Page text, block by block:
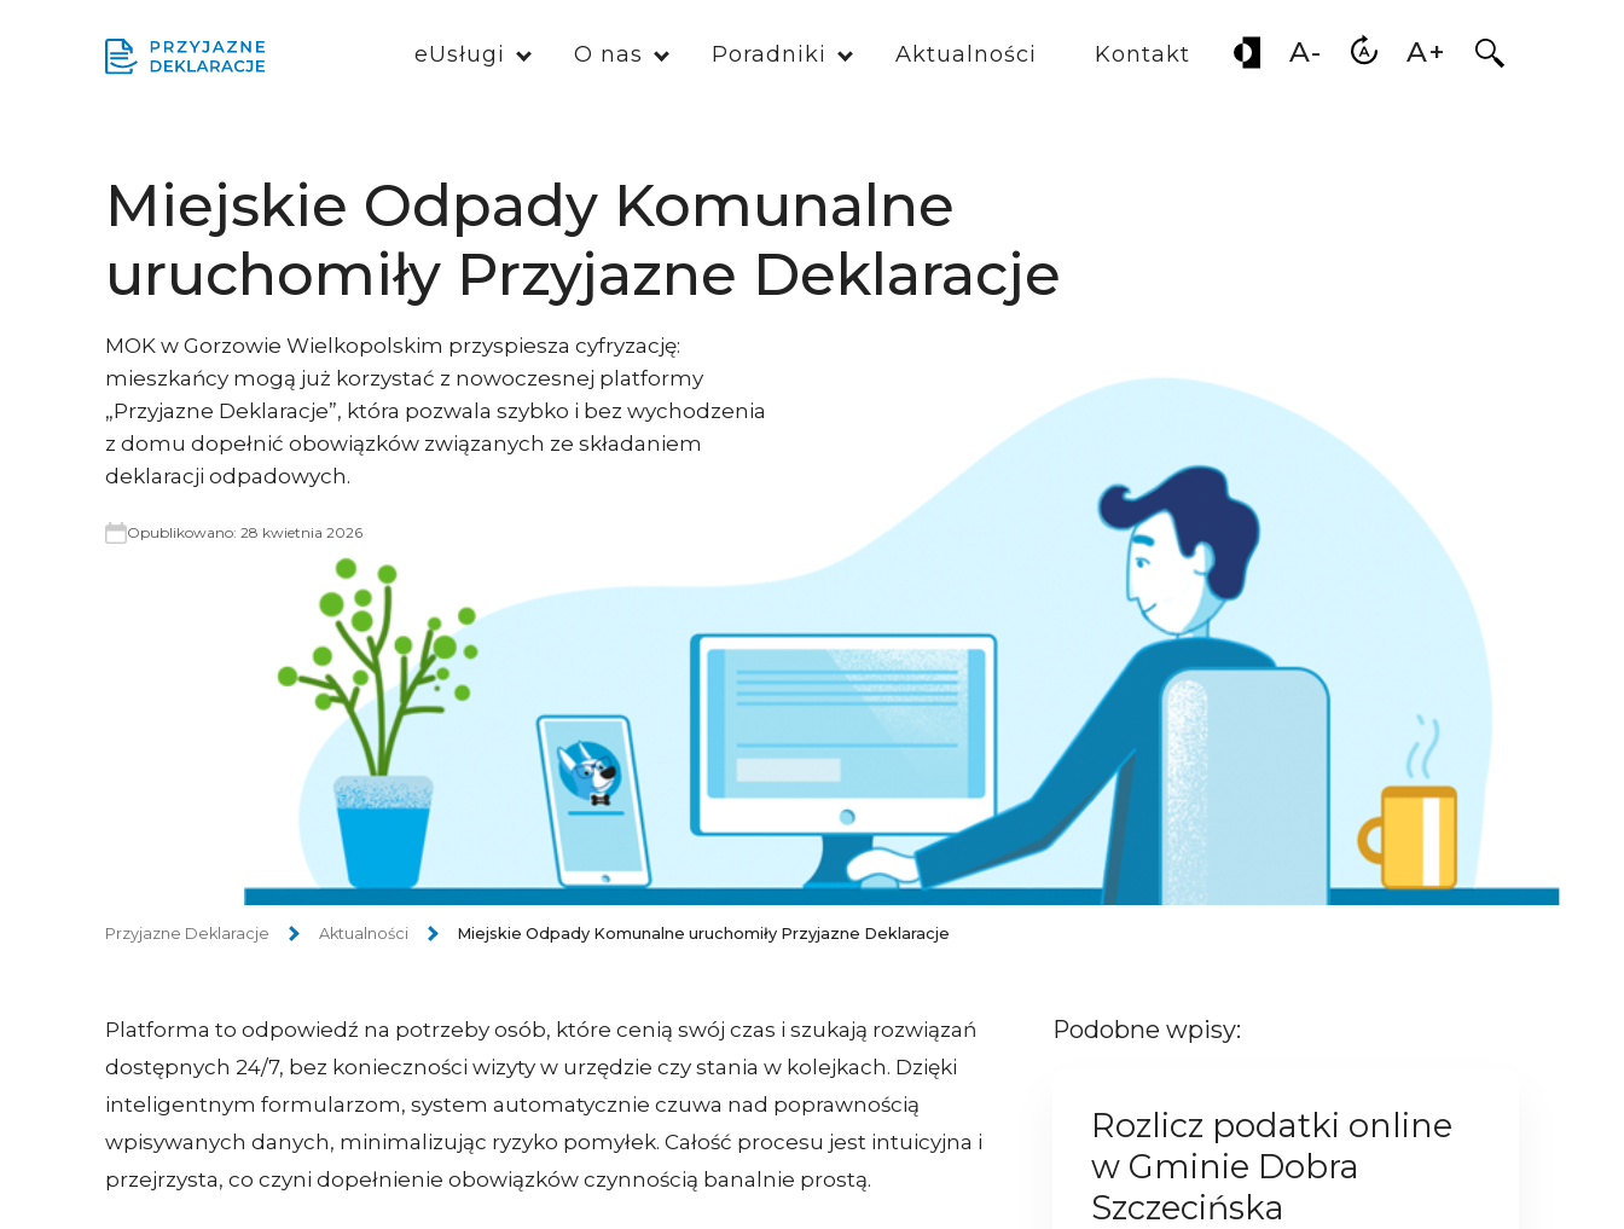
eUsługi O nas Poradniki Aktualności Kontakt A- A+ Otwórz
Miejskie Odpady Komunalne
uruchomiły Przyjazne Deklaracje
MOK w Gorzowie Wielkopolskim przyspiesza cyfryzację:
mieszkańcy mogą już korzystać z nowoczesnej platformy
„Przyjazne Deklaracje”, która pozwala szybko i bez wychodzenia
z domu dopełnić obowiązków związanych ze składaniem
deklaracji odpadowych.
Opublikowano: 28 kwietnia 2026
Przyjazne Deklaracje Aktualności Miejskie Odpady Komunalne uruchomiły Przyjazne Deklaracje
Platforma to odpowiedź na potrzeby osób, które cenią swój czas i szukają rozwiązań
dostępnych 24/7, bez konieczności wizyty w urzędzie czy stania w kolejkach. Dzięki
inteligentnym formularzom, system automatycznie czuwa nad poprawnością
wpisywanych danych, minimalizując ryzyko pomyłek. Całość procesu jest intuicyjna i
przejrzysta, co czyni dopełnienie obowiązków czynnością banalnie prostą.
Podobne wpisy:
Rozlicz podatki online
w Gminie Dobra
Szczecińska